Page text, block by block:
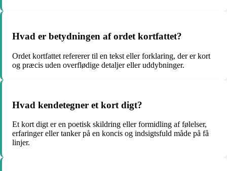
Hvad er betydningen af ordet kortfattet?
Ordet kortfattet refererer til en tekst eller forklaring, der er kort
og præcis uden overflødige detaljer eller uddybninger.
Hvad kendetegner et kort digt?
Et kort digt er en poetisk skildring eller formidling af følelser,
erfaringer eller tanker på en koncis og indsigtsfuld måde på få
linjer.